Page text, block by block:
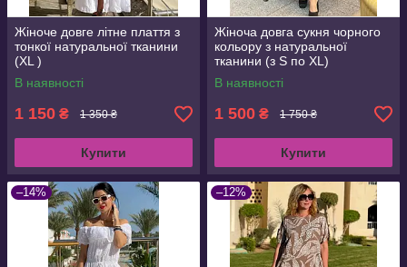
Жіноче довге літне плаття з
тонкої натуральної тканини
(XL )
В наявності
1 150 ₴ 1 350 ₴
Купити
Жіноча довга сукня чорного
кольору з натуральної
тканини (з S по XL)
В наявності
1 500 ₴ 1 750 ₴
Купити
–14% –12%